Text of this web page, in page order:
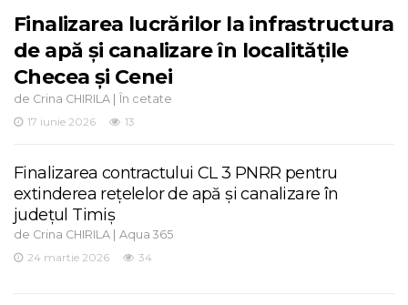
Finalizarea lucrărilor la infrastructura
de apă și canalizare în localitățile
Checea și Cenei
de Crina CHIRILA | În cetate
17 iunie 2026
13
Finalizarea contractului CL 3 PNRR pentru
extinderea rețelelor de apă și canalizare în
județul Timiș
de Crina CHIRILA | Aqua 365
24 martie 2026
34